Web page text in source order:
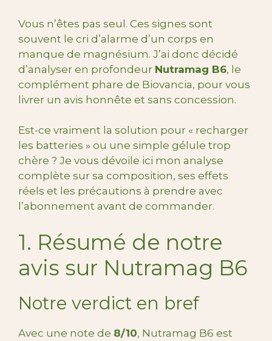
Vous n’êtes pas seul. Ces signes sont
souvent le cri d’alarme d’un corps en
manque de magnésium. J’ai donc décidé
d’analyser en profondeur Nutramag B6, le
complément phare de Biovancia, pour vous
livrer un avis honnête et sans concession.
Est-ce vraiment la solution pour « recharger
les batteries » ou une simple gélule trop
chère ? Je vous dévoile ici mon analyse
complète sur sa composition, ses effets
réels et les précautions à prendre avec
l’abonnement avant de commander.
1. Résumé de notre
avis sur Nutramag B6
Notre verdict en bref
Avec une note de 8/10, Nutramag B6 est